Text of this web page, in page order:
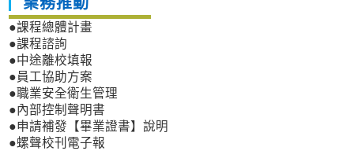
●課程總體計畫
●課程諮詢
●中途離校填報
●員工協助方案
●職業安全衛生管理
●內部控制聲明書
●申請補發【畢業證書】說明
●螺聲校刊電子報